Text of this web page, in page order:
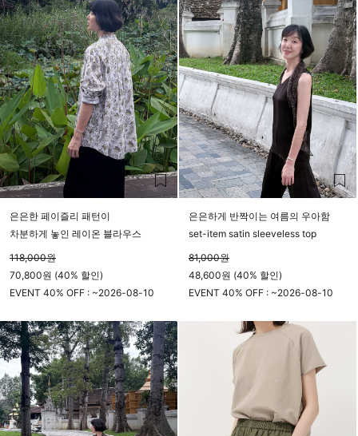
은은한 페이즐리 패턴이
차분하게 놓인 레이온 블라우스
118,000원
70,800원 (40% 할인)
EVENT 40% OFF : ~2026-08-10
은은하게 반짝이는 여름의 우아함
set-item satin sleeveless top
81,000원
48,600원 (40% 할인)
EVENT 40% OFF : ~2026-08-10